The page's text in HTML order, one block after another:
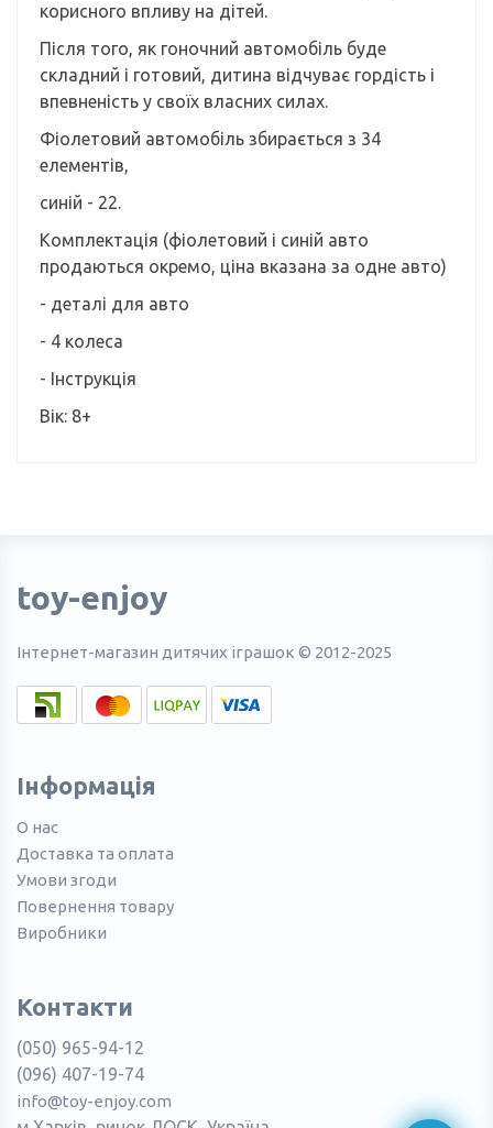
корисного впливу на дітей.
Після того, як гоночний автомобіль буде
складний і готовий, дитина відчуває гордість і
впевненість у своїх власних силах.
Фіолетовий автомобіль збирається з 34
елементів,
синій - 22.
Комплектація (фіолетовий і синій авто
продаються окремо, ціна вказана за одне авто)
- деталі для авто
- 4 колеса
- Інструкція
Вік: 8+
toy-enjoy
Інтернет-магазин дитячих іграшок © 2012-2025
Інформація
О нас
Доставка та оплата
Умови згоди
Повернення товару
Виробники
Контакти
(050) 965-94-12
(096) 407-19-74
info@toy-enjoy.com